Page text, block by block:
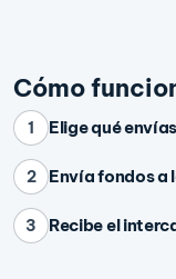
Cómo
1 Elige qué
2 Envía fondos a
3 Recibe el